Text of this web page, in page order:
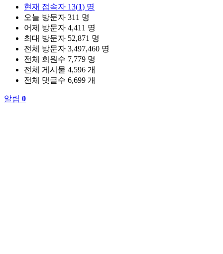
현재 접속자 13(1) 명
오늘 방문자 311 명
어제 방문자 4,411 명
최대 방문자 52,871 명
전체 방문자 3,497,460 명
전체 회원수 7,779 명
전체 게시물 4,596 개
전체 댓글수 6,699 개
알림 0